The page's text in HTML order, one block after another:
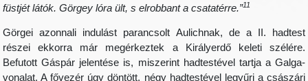
füstjét látók. Görgey lóra ült, s elrobbant a csatatérre.”11
Görgei azonnali indulást parancsolt Aulichnak, de a II. hadtest
részei ekkorra már megérkeztek a Királyerdő keleti szélére.
Befutott Gáspár jelentése is, miszerint hadtestével tartja a Galga-
vonalat. A fővezér úgy döntött, négy hadtestével legyűri a császári